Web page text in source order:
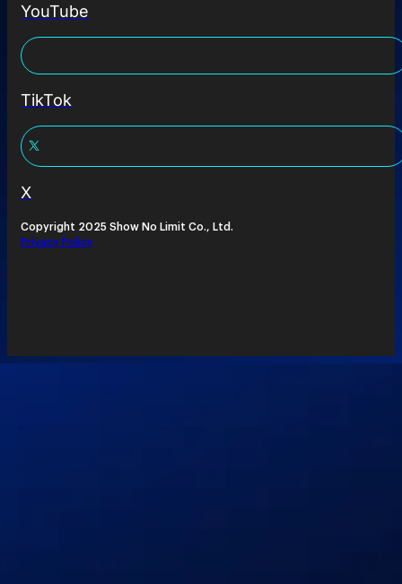
YouTube
TikTok
X
Copyright 2025 Show No Limit Co., Ltd.
Privacy Policy